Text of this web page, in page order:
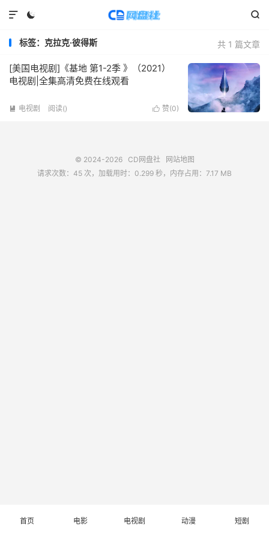
 

共 1 篇文章
标签：克拉克·彼得斯
[美国电视剧]《基地 第1-2季 》（2021）
电视剧|全集高清免费在线观看
 赞(0)
 电视剧 阅读()
© 2024-2026 CD网盘社
网站地图
请求次数：45 次，加载用时：0.299 秒，内存占用：7.17 MB
首页 电影 电视剧 动漫 短剧